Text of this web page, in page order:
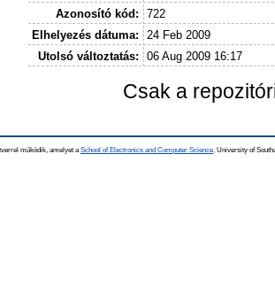
Azonosító kód:
722
Elhelyezés dátuma:
24 Feb 2009
Utolsó változtatás:
06 Aug 2009 16:17
Csak a
működik, amelyet a School of Electronics and Computer Science, University of